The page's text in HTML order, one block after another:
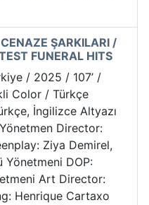
ŞARKILARI /
FUNERAL HITS
/ 2025 / 107’ /
Color / Türkçe
İngilizce Altyazı
Director:
Ziya Demirel,
Yönetmeni DOP:
Art Director:
Henrique Cartaxo